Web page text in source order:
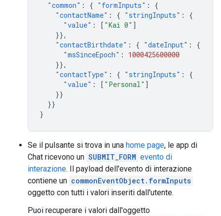
"common" : { "formInputs" :
{
"contactName" : { "stringInputs" :
{
"value" : [ "Kai 0" ]
}},
"contactBirthdate" : { "dateInput" :
{
"msSinceEpoch" :
1000425600000
}},
"contactType" : { "stringInputs" :
{
"value" : [ "Personal" ]
}}
}}
}
Se il pulsante si trova in una home page, le app di
Chat ricevono un SUBMIT_FORM evento di
interazione. Il payload dell'evento di interazione
contiene un commonEventObject.formInputs
oggetto con tutti i valori inseriti dall'utente.
Puoi recuperare i valori dall'oggetto